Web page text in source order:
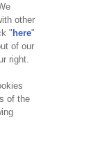
応方針
other
" here"
of our
right.
of the